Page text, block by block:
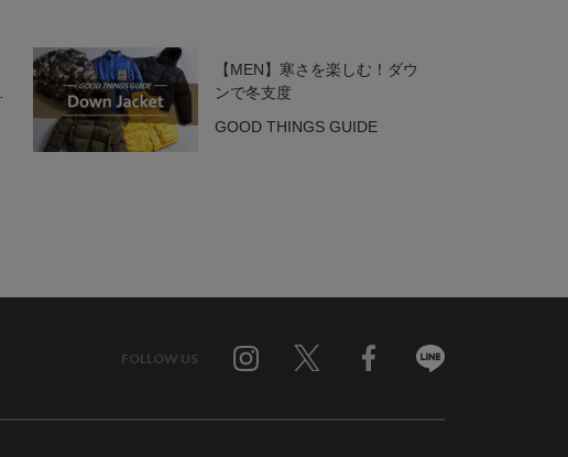
【MEN】寒さを楽しむ！ダウ
ンで冬支度
GOOD THINGS GUIDE
FOLLOW US